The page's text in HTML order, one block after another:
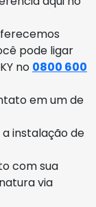
pode ligar
no 0800 600
em um de
instalação de
com sua
via